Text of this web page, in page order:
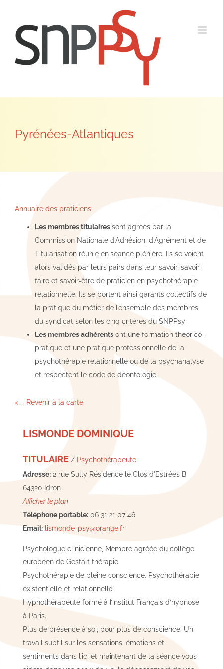
contenu
Pyrénées-Atlantiques
Annuaire des praticiens
Les membres titulaires sont agréés par la
Commission Nationale d’Adhésion, d’Agrément et de
Titularisation réunie en séance plénière. Ils se voient
alors validés par leurs pairs dans leur savoir, savoir-
faire et savoir-être de praticien en psychothérapie
relationnelle. Ils se portent ainsi garants collectifs de
la pratique du métier de l’ensemble des membres
du syndicat selon les cinq critères du SNPPsy
Les membres adhérents ont une formation théorico-
pratique et une pratique professionnelle de la
psychothérapie relationnelle ou de la psychanalyse
et respectent le code de déontologie
<-- Revenir à la carte
LISMONDE DOMINIQUE
TITULAIRE/ Psychothérapeute
Adresse:2 rue Sully Résidence le Clos d'Estrées B
64320 Idron
Afficher le plan
Téléphone portable:06 31 21 07 46
Email: lismonde-psy@orange.fr
Psychologue clinicienne, Membre agréée du collège
européen de Gestalt thérapie.
Psychothérapie de pleine conscience. Psychothérapie
existentielle et relationnelle.
Hypnothérapeute formé à l’institut Français d’hypnose
à Paris.
Plus de présence à soi, pour plus de conscience. Un
travail subtil sur les sensations, émotions et
sentiments dans l’ici et maintenant de la séance vous